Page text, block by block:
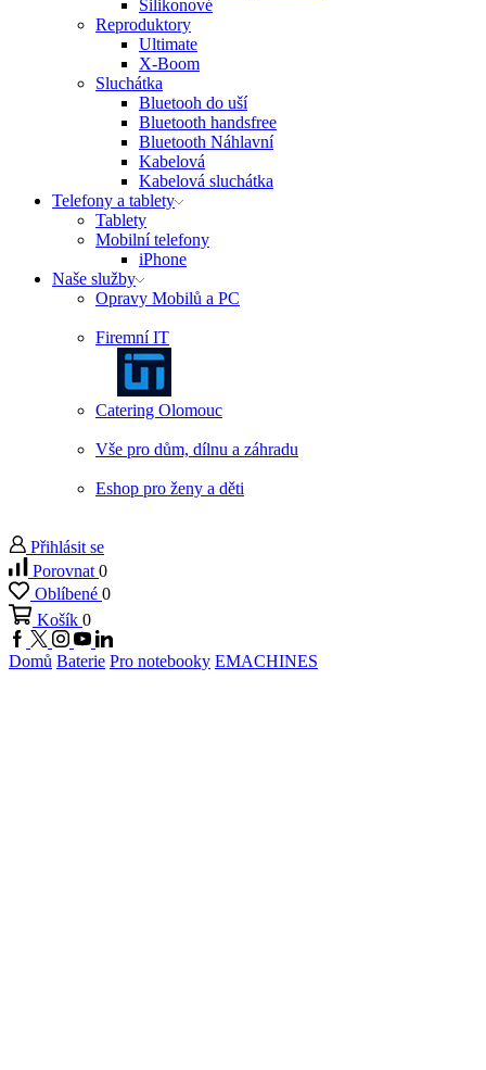
Silikonové
Reproduktory
Ultimate
X-Boom
Sluchátka
Bluetooh do uší
Bluetooth handsfree
Bluetooth Náhlavní
Kabelová
Kabelová sluchátka
Telefony a tablety
Tablety
Mobilní telefony
iPhone
Naše služby
Opravy Mobilů a PC
Firemní IT
Catering Olomouc
Vše pro dům, dílnu a záhradu
Eshop pro ženy a děti
Přihlásit se
Porovnat 0
Oblíbené 0
Košík 0
Facebook
Twitter
Instagram
YoutubeLinkedin
Domů Baterie Pro notebooky EMACHINES